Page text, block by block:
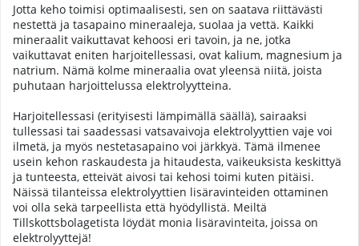
Jotta keho toimisi optimaalisesti, sen on saatava riittävästi
nestettä ja tasapaino mineraaleja, suolaa ja vettä. Kaikki
mineraalit vaikuttavat kehoosi eri tavoin, ja ne, jotka
vaikuttavat eniten harjoitellessasi, ovat kalium, magnesium ja
natrium. Nämä kolme mineraalia ovat yleensä niitä, joista
puhutaan harjoittelussa elektrolyytteina.
Harjoitellessasi (erityisesti lämpimällä säällä), sairaaksi
tullessasi tai saadessasi vatsavaivoja elektrolyyttien vaje voi
ilmetä, ja myös nestetasapaino voi järkkyä. Tämä ilmenee
usein kehon raskaudesta ja hitaudesta, vaikeuksista keskittyä
ja tunteesta, etteivät aivosi tai kehosi toimi kuten pitäisi.
Näissä tilanteissa elektrolyyttien lisäravinteiden ottaminen
voi olla sekä tarpeellista että hyödyllistä. Meiltä
Tillskottsbolagetista löydät monia lisäravinteita, joissa on
elektrolyyttejä!